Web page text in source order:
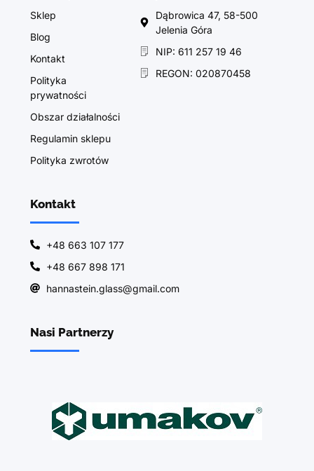
Sklep
Blog
Kontakt
Polityka
prywatności
Obszar działalności
Regulamin sklepu
Polityka zwrotów
Dąbrowica 47, 58-500
Jelenia Góra
NIP: 611 257 19 46
REGON: 020870458
Kontakt
+48 663 107 177
+48 667 898 171
hannastein.glass@gmail.com
Nasi Partnerzy